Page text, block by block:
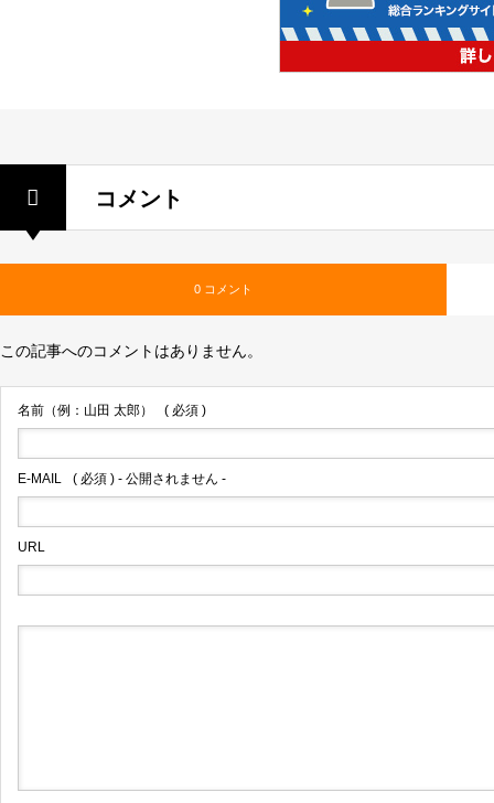
コメント
0 コメント
この記事へのコメントはありません。
名前（例：山田 太郎） ( 必須 )
E-MAIL ( 必須 ) - 公開されません -
URL